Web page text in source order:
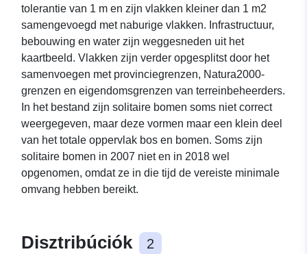
tolerantie van 1 m en zijn vlakken kleiner dan 1 m2
samengevoegd met naburige vlakken. Infrastructuur,
bebouwing en water zijn weggesneden uit het
kaartbeeld. Vlakken zijn verder opgesplitst door het
samenvoegen met provinciegrenzen, Natura2000-
grenzen en eigendomsgrenzen van terreinbeheerders.
In het bestand zijn solitaire bomen soms niet correct
weergegeven, maar deze vormen maar een klein deel
van het totale oppervlak bos en bomen. Soms zijn
solitaire bomen in 2007 niet en in 2018 wel
opgenomen, omdat ze in die tijd de vereiste minimale
omvang hebben bereikt.
Disztribúciók 2